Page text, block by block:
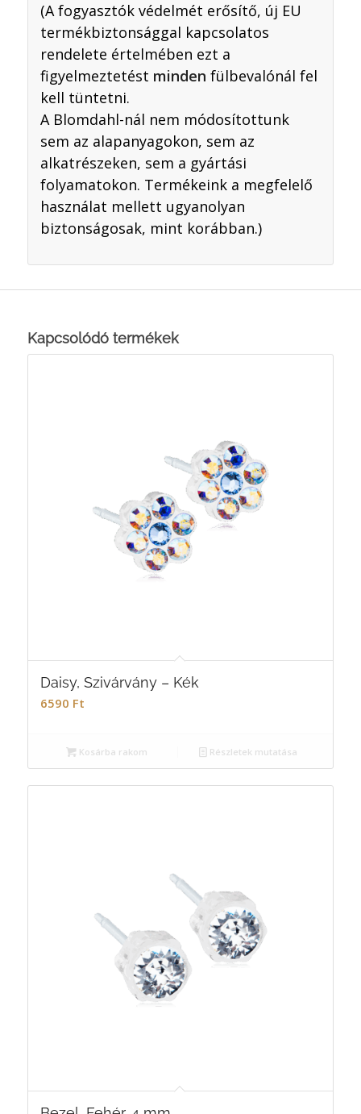
(A fogyasztók védelmét erősítő, új EU
termékbiztonsággal kapcsolatos
rendelete értelmében ezt a
figyelmeztetést minden fülbevalónál fel
kell tüntetni.
A Blomdahl-nál nem módosítottunk
sem az alapanyagokon, sem az
alkatrészeken, sem a gyártási
folyamatokon. Termékeink a megfelelő
használat mellett ugyanolyan
biztonságosak, mint korábban.)
Kapcsolódó termékek
Daisy, Szivárvány – Kék
6590 Ft
Kosárba rakom Részletek mutatása